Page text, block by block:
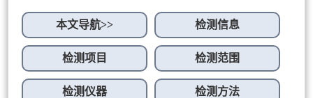
本文导航>> 检测信息
检测项目 检测范围
检测仪器 检测方法